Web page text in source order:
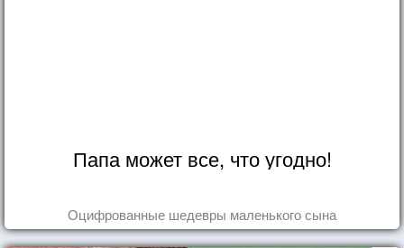
Папа может все, что угодно!
Оцифрованные шедевры маленького сына